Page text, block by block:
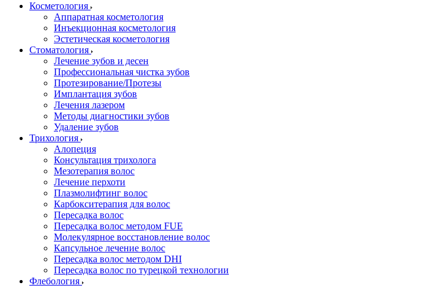
Косметология
Аппаратная косметология
Инъекционная косметология
Эстетическая косметология
Стоматология
Лечение зубов и десен
Профессиональная чистка зубов
Протезирование/Протезы
Имплантация зубов
Лечения лазером
Методы диагностики зубов
Удаление зубов
Трихология
Алопеция
Консультация трихолога
Мезотерапия волос
Лечение перхоти
Плазмолифтинг волос
Карбокситерапия для волос
Пересадка волос
Пересадка волос методом FUE
Молекулярное восстановление волос
Капсульное лечение волос
Пересадка волос методом DHI
Пересадка волос по турецкой технологии
Флебология